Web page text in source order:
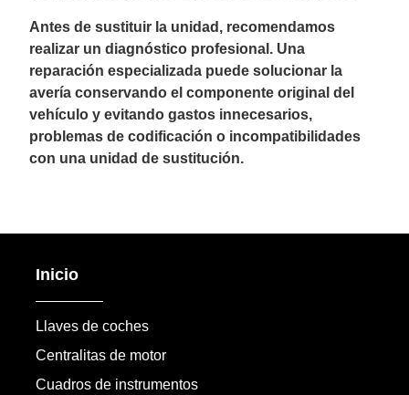
Antes de sustituir la unidad, recomendamos
realizar un diagnóstico profesional. Una
reparación especializada puede solucionar la
avería conservando el componente original del
vehículo y evitando gastos innecesarios,
problemas de codificación o incompatibilidades
con una unidad de sustitución.
Inicio
Llaves de coches
Centralitas de motor
Cuadros de instrumentos